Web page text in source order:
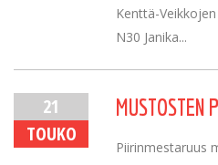
Kenttä-
N30 Janika...
21
TOUKO
MUSTOSTEN
Piirinmestaruus